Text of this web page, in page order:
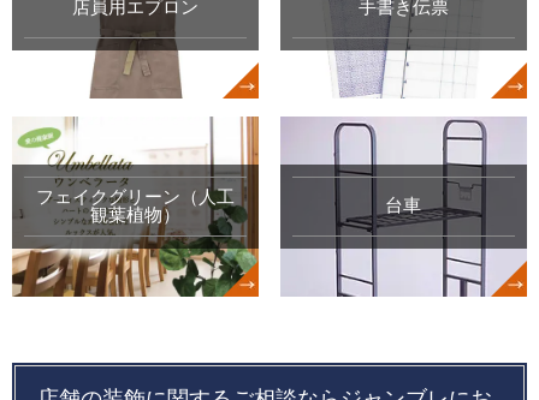
店員用エプロン 手書き伝票
フェイクグリーン（人工
観葉植物）
台車